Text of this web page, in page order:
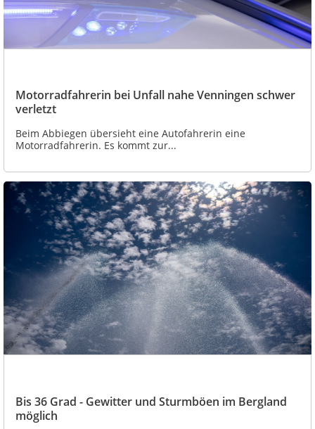
Motorradfahrerin bei Unfall nahe Venningen schwer
verletzt
Beim Abbiegen übersieht eine Autofahrerin eine
Motorradfahrerin. Es kommt zur...
Bis 36 Grad - Gewitter und Sturmböen im Bergland
möglich